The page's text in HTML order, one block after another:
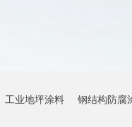
工业地坪涂料 钢结构防腐